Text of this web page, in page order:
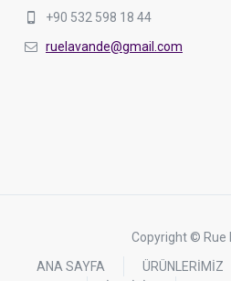
+90 532 598 18 44
ruelavande@gmail.com
Copyright © Rue
ANA SAYFA
ÜRÜNLERİMİZ